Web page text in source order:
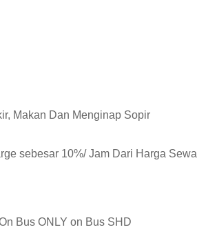
Makan Dan Menginap Sopir
sebesar 10%/ Jam Dari Harga Sewa
Bus ONLY on Bus SHD